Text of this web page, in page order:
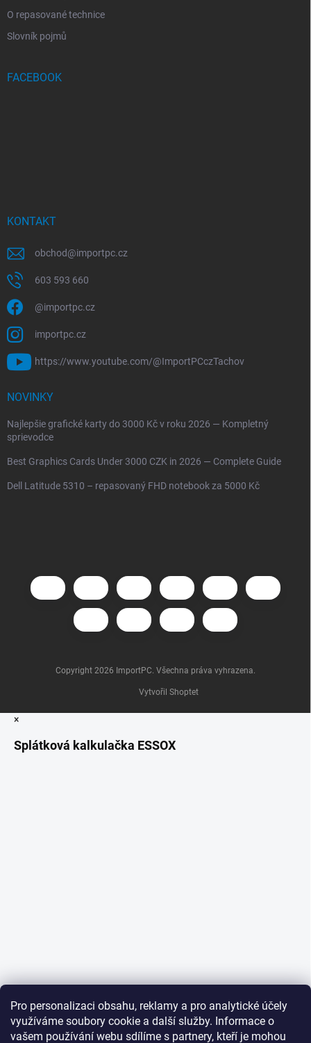
Pro personalizaci obsahu, reklamy a pro analytické účely
využíváme soubory cookie a další služby. Informace o
vašem používání webu sdílíme s partnery, kteří je mohou
O repasované technice
Slovník pojmů
FACEBOOK
KONTAKT
obchod@importpc.cz
603 593 660
@importpc.cz
importpc.cz
https://www.youtube.com/@ImportPCczTachov
NOVINKY
Najlepšie grafické karty do 3000 Kč v roku 2026 — Kompletný
sprievodce
Best Graphics Cards Under 3000 CZK in 2026 — Complete Guide
Dell Latitude 5310 – repasovaný FHD notebook za 5000 Kč
Vytvořil Shoptet
Copyright 2026 ImportPC. Všechna práva vyhrazena.
×
Splátková kalkulačka ESSOX